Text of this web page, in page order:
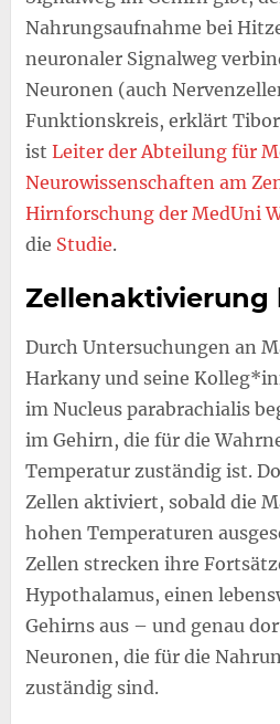
Nahrungsaufnahme bei
neuronaler Signalweg
Neuronen (auch
Funktionskreis, erklärt
ist Leiter der Abteilung für
Neurowissenschaften am
Hirnforschung der MedUni
die Studie.
Zellenaktivierung
Durch Untersuchungen an
Harkany und seine
im Nucleus parabrachialis
im Gehirn, die für die
Temperatur zuständig ist.
Zellen aktiviert, sobald die
hohen Temperaturen
Zellen strecken ihre
Hypothalamus, einen
Gehirns aus – und genau
Neuronen, die für die
zuständig sind.